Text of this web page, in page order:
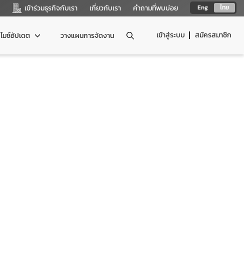
Eng ไทย
เข้าร่วมธุรกิจกับเรา เกี่ยวกับเรา คำถามที่พบบ่อย
เข้าสู่ระบบ สมัครสมาชิก
ไมซ์อัปเดต วางแผนการจัดงาน